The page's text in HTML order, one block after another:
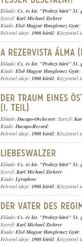
Előadó: Cs. és kir. "Probszt báró" 51.
Szerző: Karl Michael Ziehrer
Kiadó: Első Magyar Hanglemez Gyár;
Felvétel ideje: 1908 körül; Közzététel
Előadó: Cs. és kir. "Probszt báró" 51.
Kiadó: Első Magyar Hanglemez Gyár;
Felvétel ideje: 1908 körül; Közzététel
Előadó:Dacapo-Orchester; Szerző:
Kiadó:Dacapo-Record;
Felvétel ideje: 1908 körül; Közzététel
Előadó: Cs. és kir. "Probszt báró" 51.
Szerző: Karl Michael Ziehrer
Kiadó: Lyrophon;
Felvétel ideje: 1908 körül; Közzététel
Előadó: Cs. és kir. "Probszt báró" 51.
Szerző: Karl Michael Ziehrer
Kiadó: Első Magyar Hanglemez Gyár;
Felvétel ideje: 1908 körül; Közzététel